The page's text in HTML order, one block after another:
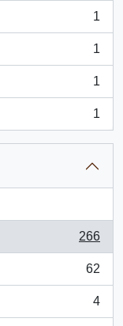
1
1
1
1
266
62
4